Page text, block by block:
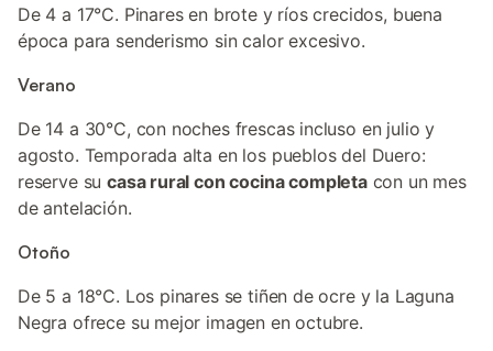
De 4 a 17°C. Pinares en brote y ríos crecidos, buena
época para senderismo sin calor excesivo.
Verano
De 14 a 30°C, con noches frescas incluso en julio y
agosto. Temporada alta en los pueblos del Duero:
reserve sucasa rural con cocina completacon un mes
de antelación.
Otoño
De 5 a 18°C. Los pinares se tiñen de ocre y la Laguna
Negra ofrece su mejor imagen en octubre.